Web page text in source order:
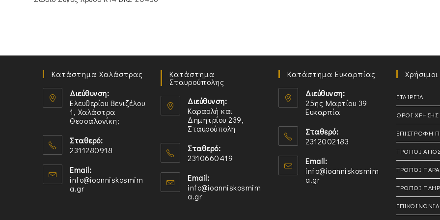
Κατάστημα Χαλάστρας
Διεύθυνση:
Ελευθερίου Βενιζέλου
1, Χαλάστρα
Θεσσαλονίκη;
in
a
new
tab
Σταθερό:
2311280918
in
your
Email:
info@ioanniskosmim
a.grOpens
Κατάστημα
Σταυρούπολης
Διεύθυνση:
Καραολή και
Δημητρίου 239,
Σταυρούπολη
in
a
new
tab
Σταθερό:
2310660419
in
your
Email:
info@ioanniskosmim
a.grOpens
Κατάστημα Ευκαρπίας
Διεύθυνση:
25ης Μαρτίου 39
Ευκαρπία
Σταθερό:
2312002183
in
your
Email:
info@ioanniskosmim
a.grOpens
ΕΤΑΙΡΕΙΑ
ΟΡΟΙ ΧΡΗΣΗΣ
ΕΠΙΣΤΡΟΦΗ
ΤΡΟΠΟΙ
ΤΡΟΠΟΙ
ΤΡΟΠΟΙ
ΕΠΙΚΟΙΝΩΝΙΑ